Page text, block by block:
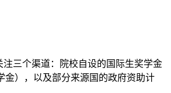
三个渠道：院校自设的国际生奖学金
金），以及部分来源国的政府资助计